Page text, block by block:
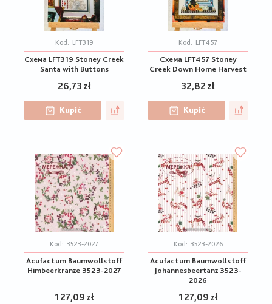
Kod: LFT319
Схема LFT319 Stoney Creek
Santa with Buttons
26,73 zł
Kupić
Kod: LFT457
Схема LFT457 Stoney
Creek Down Home Harvest
32,82 zł
Kupić
Kod: 3523-2027
Acufactum Baumwollstoff
Himbeerkranze 3523-2027
127,09 zł
Kod: 3523-2026
Acufactum Baumwollstoff
Johannesbeertanz 3523-
2026
127,09 zł